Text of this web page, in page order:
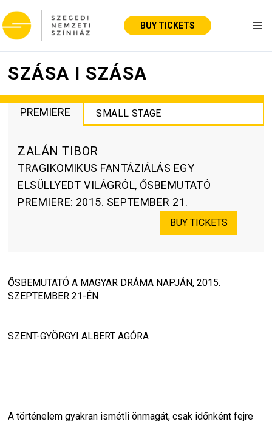
BUY TICKETS
SZÁSA I SZÁSA
PREMIERE SMALL STAGE
ZALÁN TIBOR
TRAGIKOMIKUS FANTÁZIÁLÁS EGY
ELSÜLLYEDT VILÁGRÓL, ŐSBEMUTATÓ
PREMIERE: 2015. SEPTEMBER 21.
BUY TICKETS
ŐSBEMUTATÓ A MAGYAR DRÁMA NAPJÁN, 2015.
SZEPTEMBER 21-ÉN
SZENT-GYÖRGYI ALBERT AGÓRA
A történelem gyakran ismétli önmagát, csak időnként fejre